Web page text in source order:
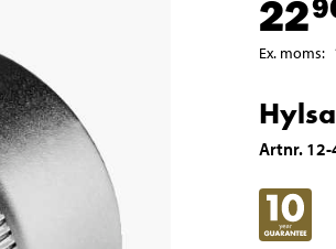
22
Ex. moms:
Artnr.